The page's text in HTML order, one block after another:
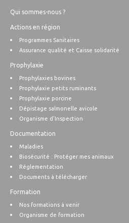
Qui sommes-nous ?
Actions en région
Programmes Sanitaires
Assurance qualité et Caisse solidarité
Prophylaxie
Prophylaxies bovines
Prophylaxie petits ruminants
Prophylaxie porcine
Dépistage salmonelle avicole
Organisme d’Inspection
Documentation
Maladies
Biosécurité : Protéger mes animaux
Réglementation
Documents à télécharger
Formation
Nos formations à venir
Organisme de formation